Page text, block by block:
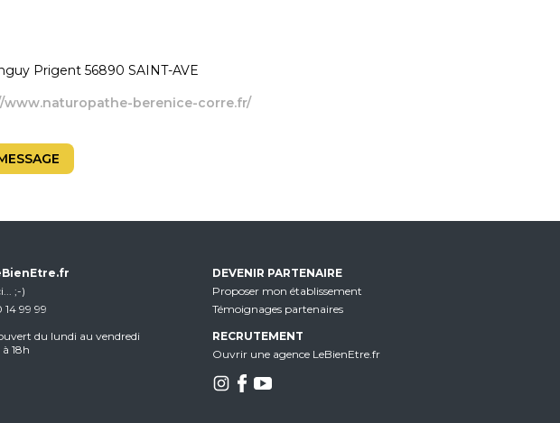
Prigent 56890 SAINT-AVE
www.naturopathe-berenice-corre.fr/
;-)
14 99 99
du lundi au vendredi
18h
DEVENIR PARTENAIRE
Proposer mon établissement
Témoignages partenaires
RECRUTEMENT
Ouvrir une agence LeBienEtre.fr